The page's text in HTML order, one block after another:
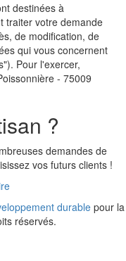
destinées à
traiter votre demande
de modification, de
qui vous concernent
Pour l'exercer,
- 75009
?
demandes de
vos futurs clients !
durablepour la
réservés.